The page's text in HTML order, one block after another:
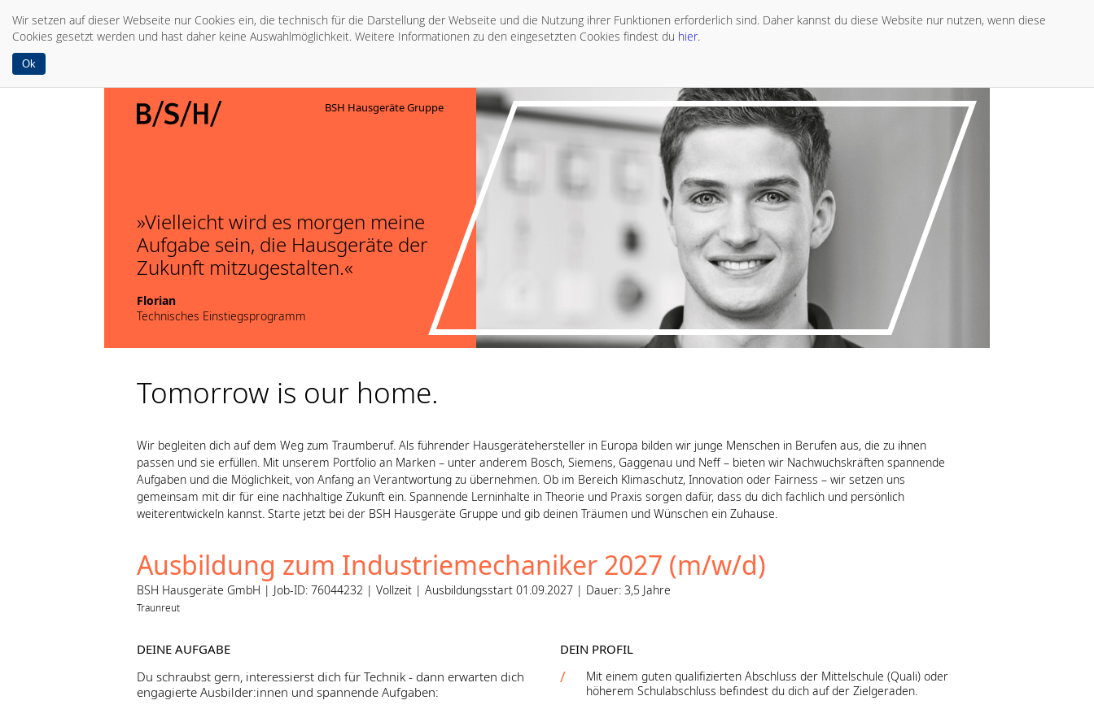
Wir setzen auf dieser Webseite nur Cookies ein, die technisch für die Darstellung der Webseite und die Nutzung ihrer Funktionen erforderlich sind. Daher kannst du diese Website nur nutzen, wenn diese
Cookies gesetzt werden und hast daher keine Auswahlmöglichkeit. Weitere Informationen zu den eingesetzten Cookies findest du hier.
Ok
BSH Hausgeräte Gruppe
Vielleicht wird es morgen meine
Aufgabe sein, die Hausgeräte der
Zukunft mitzugestalten.
Florian
Technisches Einstiegsprogramm
Tomorrow is our home.
Wir begleiten dich auf dem Weg zum Traumberuf. Als führender Hausgerätehersteller in Europa bilden wir junge Menschen in Berufen aus, die zu ihnen
passen und sie erfüllen. Mit unserem Portfolio an Marken – unter anderem Bosch, Siemens, Gaggenau und Neff – bieten wir Nachwuchskräften spannende
Aufgaben und die Möglichkeit, von Anfang an Verantwortung zu übernehmen. Ob im Bereich Klimaschutz, Innovation oder Fairness – wir setzen uns
gemeinsam mit dir für eine nachhaltige Zukunft ein. Spannende Lerninhalte in Theorie und Praxis sorgen dafür, dass du dich fachlich und persönlich
weiterentwickeln kannst. Starte jetzt bei der BSH Hausgeräte Gruppe und gib deinen Träumen und Wünschen ein Zuhause.
Ausbildung zum Industriemechaniker 2027 (m/w/d)
BSH Hausgeräte GmbH | Job-ID: 76044232 | Vollzeit | Ausbildungsstart 01.09.2027 | Dauer: 3,5 Jahre
Traunreut
DEINE AUFGABE
Du schraubst gern, interessierst dich für Technik - dann erwarten dich
engagierte Ausbilder:innen und spannende Aufgaben:
DEIN PROFIL
Mit einem guten qualifizierten Abschluss der Mittelschule (Quali) oder
höherem Schulabschluss befindest du dich auf der Zielgeraden.